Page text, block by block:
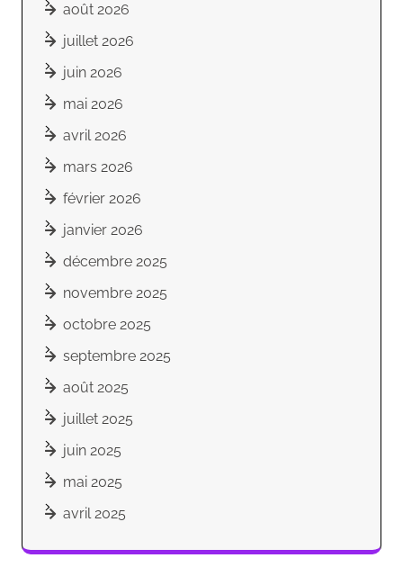
août 2026
juillet 2026
juin 2026
mai 2026
avril 2026
mars 2026
février 2026
janvier 2026
décembre 2025
novembre 2025
octobre 2025
septembre 2025
août 2025
juillet 2025
juin 2025
mai 2025
avril 2025